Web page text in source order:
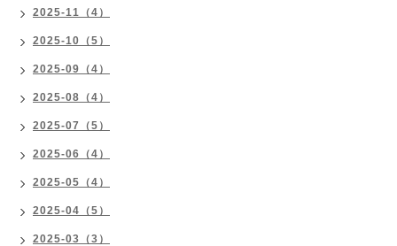
2025-11（4）
2025-10（5）
2025-09（4）
2025-08（4）
2025-07（5）
2025-06（4）
2025-05（4）
2025-04（5）
2025-03（3）